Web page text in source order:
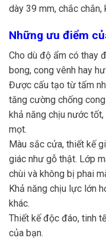
dày 39 mm, chắc
Những ưu điểm
Cho dù độ ẩm có thay
bong, cong vênh hay
Được cấu tạo từ tấm
tăng cường chống
khả năng chịu nước
mọt.
Màu sắc cửa, thiết kế
giác như gỗ thật. Lớp
chùi và không bị phai
Khả năng chịu lực lớn
khác.
Thiết kế độc đáo, tinh
của bạn.